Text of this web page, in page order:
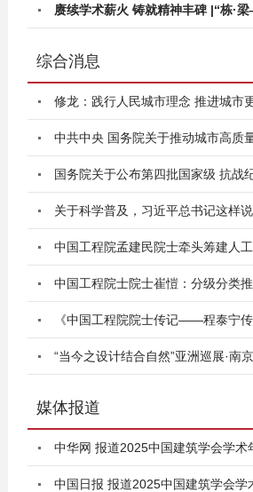
综合消息
中共中央 国务院关于推动城市高质
关于科学普及，习近平总书记这样说
“当今之设计结合自然”亚洲巡展·南
媒体报道
中华网 报道2025中国建筑学会学术
中国日报 报道2025中国建筑学会学